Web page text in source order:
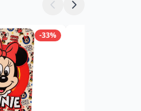
-33%